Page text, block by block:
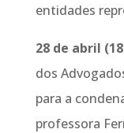
entidades
28 de abril
dos
para a
professora